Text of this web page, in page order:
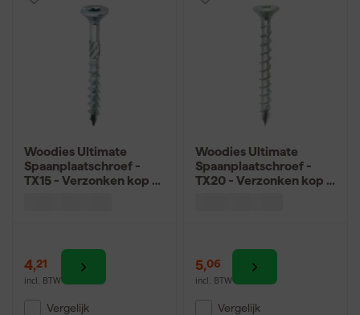
Woodies Ultimate
Spaanplaatschroef -
TX15 - Verzonken kop -
4,21
incl. BTW
Vergelijk
Woodies Ultimate
Spaanplaatschroef -
TX20 - Verzonken kop -
5,06
incl. BTW
Vergelijk